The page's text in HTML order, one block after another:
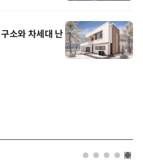
소와 차세대 난